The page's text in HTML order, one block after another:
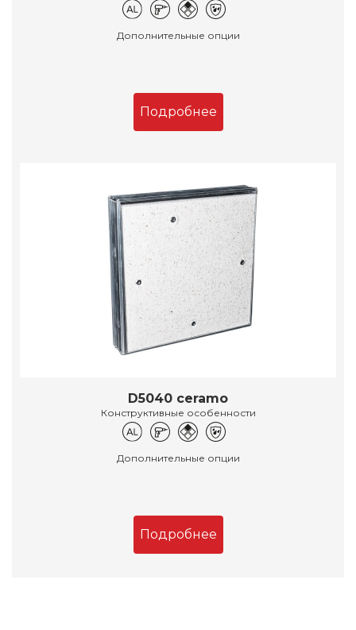
Дополнительные опции
Подробнее
D5040 ceramo
Конструктивные особенности
Дополнительные опции
Подробнее